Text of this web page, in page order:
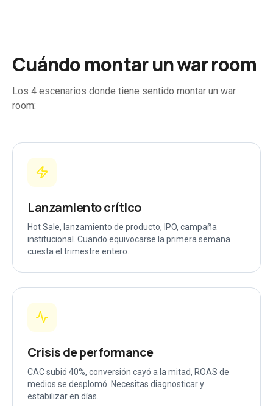
Cuándo montar un war room
Los 4 escenarios donde tiene sentido montar un war
room:
Lanzamiento crítico
Hot Sale, lanzamiento de producto, IPO, campaña
institucional. Cuando equivocarse la primera semana
cuesta el trimestre entero.
Crisis de performance
CAC subió 40%, conversión cayó a la mitad, ROAS de
medios se desplomó. Necesitas diagnosticar y
estabilizar en días.